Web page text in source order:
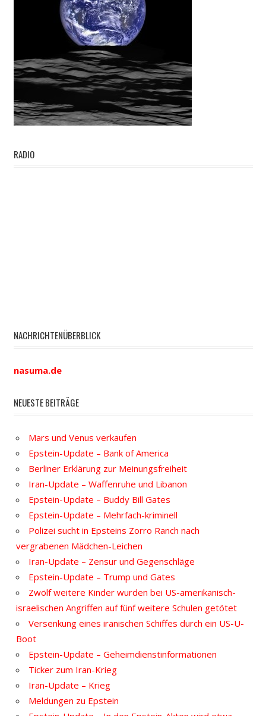
RADIO
NACHRICHTENÜBERBLICK
nasuma.de
NEUESTE BEITRÄGE
Mars und Venus verkaufen
Epstein-Update – Bank of America
Berliner Erklärung zur Meinungsfreiheit
Iran-Update – Waffenruhe und Libanon
Epstein-Update – Buddy Bill Gates
Epstein-Update – Mehrfach-kriminell
Polizei sucht in Epsteins Zorro Ranch nach
vergrabenen Mädchen-Leichen
Iran-Update – Zensur und Gegenschläge
Epstein-Update – Trump und Gates
Zwölf weitere Kinder wurden bei US-amerikanisch-
israelischen Angriffen auf fünf weitere Schulen getötet
Versenkung eines iranischen Schiffes durch ein US-U-
Boot
Epstein-Update – Geheimdienstinformationen
Ticker zum Iran-Krieg
Iran-Update – Krieg
Meldungen zu Epstein